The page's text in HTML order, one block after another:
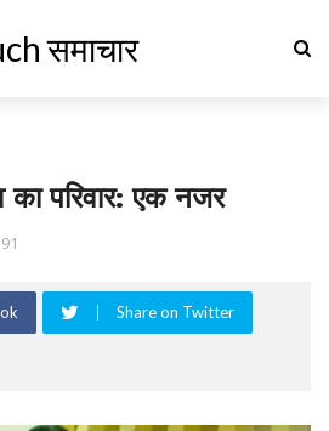
समाचार
का परिवार: एक नजर
Share on Twitter